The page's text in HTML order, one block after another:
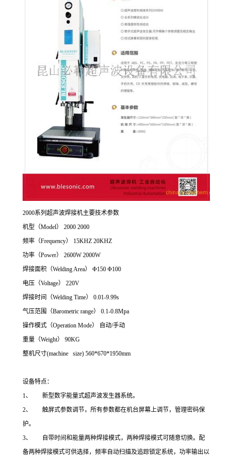
2000系列超声波焊接机主要技术参数
机型（Model） 2000 2000
频率（Frequency） 15KHZ 20KHZ
功率（Power） 2600W 2000W
焊接面积（Welding Area） Φ150 Φ100
电压（Voltage） 220V
焊接时间（Welding Time） 0.01-9.99s
气压范围（Barometric range） 0.1-0.8Mpa
操作模式（Operation Mode） 自动/手动
重量（Weight） 90KG
整机尺寸(machine size) 560*670*1950mm
设备特点：
1、 新型数字能量式超声波发生器系统。
2、 触屏式参数调节，所有参数都在机台屏幕上调节，管理密码保
护。
3、 自带时间和能量两种焊接模式，两种焊接模式可随意切换。配
备两种焊接模式可供选择，频率自动扫描及追踪锁定系统，功率输出以